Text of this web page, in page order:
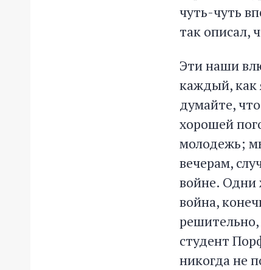
чуть-чуть
так описал,
Эти наши
каждый, как
думайте,
хорошей
молодежь;
вечерам,
войне. Одни
война,
решительно,
студент
никогда не